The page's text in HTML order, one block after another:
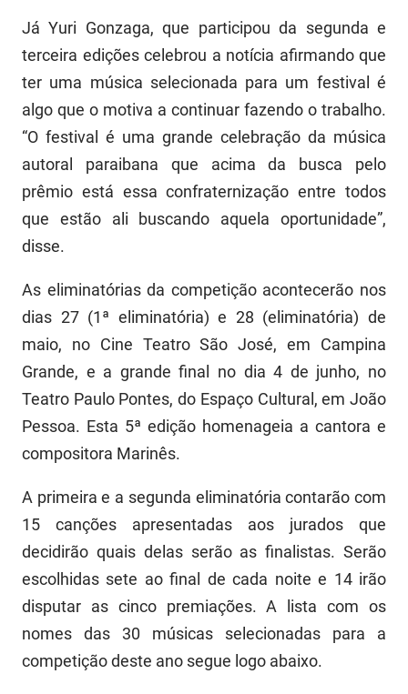
Projeto Cooperar
PROCON
Polícia Civil
SUPLAN
UEPB
Já Yuri Gonzaga, que participou da segunda e
terceira edições celebrou a notícia afirmando que
ter uma música selecionada para um festival é
algo que o motiva a continuar fazendo o trabalho.
“O festival é uma grande celebração da música
autoral paraibana que acima da busca pelo
prêmio está essa confraternização entre todos
que estão ali buscando aquela oportunidade”,
disse.
As eliminatórias da competição acontecerão nos
dias 27 (1ª eliminatória) e 28 (eliminatória) de
maio, no Cine Teatro São José, em Campina
Grande, e a grande final no dia 4 de junho, no
Teatro Paulo Pontes, do Espaço Cultural, em João
Pessoa. Esta 5ª edição homenageia a cantora e
compositora Marinês.
A primeira e a segunda eliminatória contarão com
15 canções apresentadas aos jurados que
decidirão quais delas serão as finalistas. Serão
escolhidas sete ao final de cada noite e 14 irão
disputar as cinco premiações. A lista com os
nomes das 30 músicas selecionadas para a
competição deste ano segue logo abaixo.